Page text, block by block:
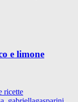
e limone
ricette